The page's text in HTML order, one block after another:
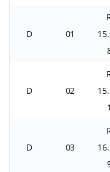
D 01
D 02
D 03